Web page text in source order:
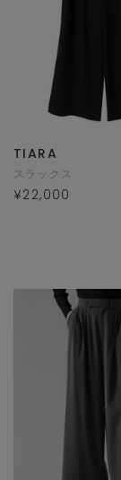
TIARA
スラックス
¥22,000